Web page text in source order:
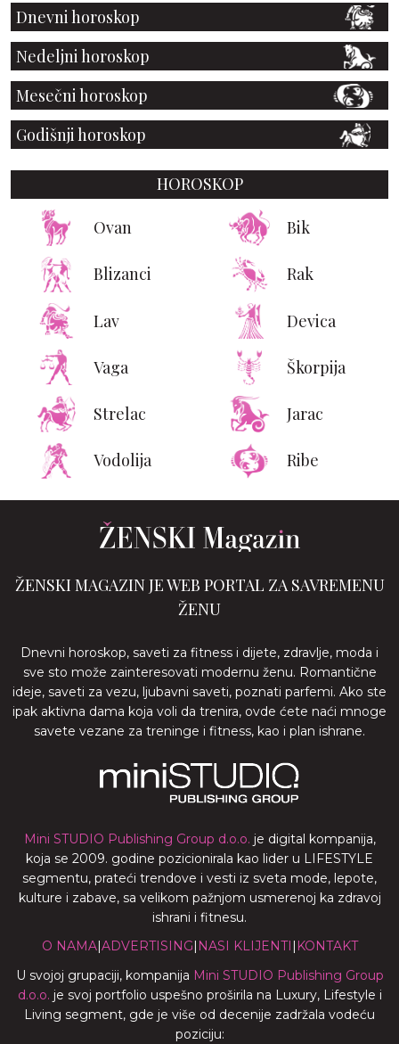
Dnevni horoskop
Nedeljni horoskop
Mesečni horoskop
Godišnji horoskop
HOROSKOP
Ovan Bik
Blizanci Rak
Lav Devica
Vaga Škorpija
Strelac Jarac
Vodolija Ribe
ŽENSKI MAGAZIN JE WEB PORTAL ZA SAVREMENU
ŽENU
Dnevni horoskop, saveti za fitness i dijete, zdravlje, moda i
sve sto može zainteresovati modernu ženu. Romantične
ideje, saveti za vezu, ljubavni saveti, poznati parfemi. Ako ste
ipak aktivna dama koja voli da trenira, ovde ćete naći mnoge
savete vezane za treninge i fitness, kao i plan ishrane.
Mini STUDIO Publishing Group d.o.o. je digital kompanija,
koja se 2009. godine pozicionirala kao lider u LIFESTYLE
segmentu, prateći trendove i vesti iz sveta mode, lepote,
kulture i zabave, sa velikom pažnjom usmerenoj ka zdravoj
ishrani i fitnesu.
O NAMA|ADVERTISING| NASI KLIJENTI | KONTAKT
U svojoj grupaciji, kompanija Mini STUDIO Publishing Group
d.o.o. je svoj portfolio uspešno proširila na Luxury, Lifestyle i
Living segment, gde je više od decenije zadržala vodeću
poziciju: